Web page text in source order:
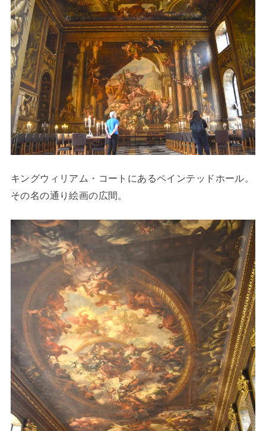
キングウィリアム・コートにあるペインテッドホール。
その名の通り絵画の広間。